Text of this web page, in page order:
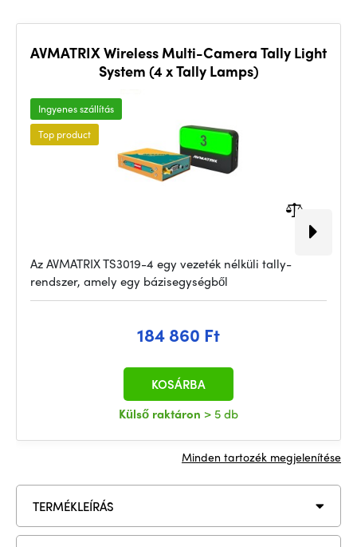
AVMATRIX Wireless Multi-Camera Tally Light
System (4 x Tally Lamps)
Ingyenes szállítás
Top product
Az AVMATRIX TS3019-4 egy vezeték nélküli tally-
rendszer, amely egy bázisegységből
184 860 Ft
Külső raktáron > 5 db
KOSÁRBA
Minden tartozék megjelenítése
TERMÉKLEÍRÁS